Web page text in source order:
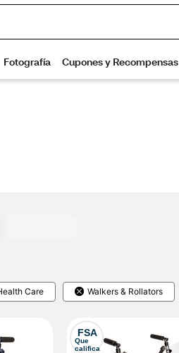
Care Walkers & Rollators
FSA
Que
califica